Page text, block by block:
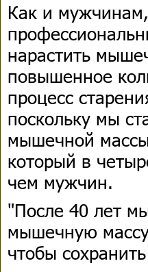
Как и
нарастить
повышенное
процесс
поскольку мы
мышечной
который в
чем мужчин.
"После 40 лет
мышечную
чтобы